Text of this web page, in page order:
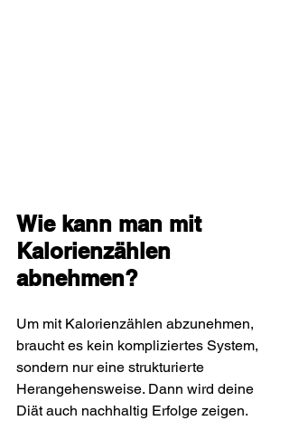
Wie kann man mit
Kalorienzählen
abnehmen?
Um mit Kalorienzählen abzunehmen,
braucht es kein kompliziertes System,
sondern nur eine strukturierte
Herangehensweise. Dann wird deine
Diät auch nachhaltig Erfolge zeigen.